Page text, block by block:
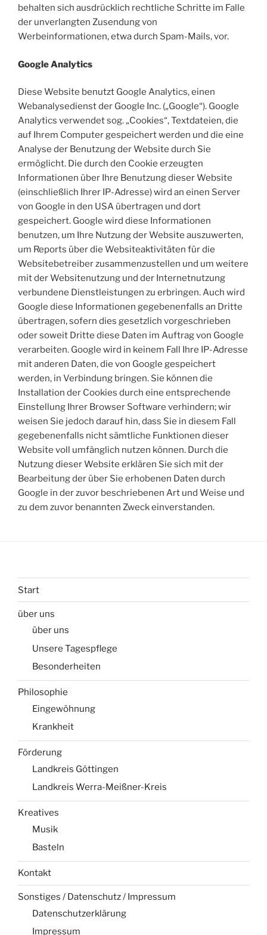
behalten sich ausdrücklich rechtliche Schritte im Falle
der unverlangten Zusendung von
Werbeinformationen, etwa durch Spam-Mails, vor.
Google Analytics
Diese Website benutzt Google Analytics, einen
Webanalysedienst der Google Inc. („Google“). Google
Analytics verwendet sog. „Cookies“, Textdateien, die
auf Ihrem Computer gespeichert werden und die eine
Analyse der Benutzung der Website durch Sie
ermöglicht. Die durch den Cookie erzeugten
Informationen über Ihre Benutzung dieser Website
(einschließlich Ihrer IP-Adresse) wird an einen Server
von Google in den USA übertragen und dort
gespeichert. Google wird diese Informationen
benutzen, um Ihre Nutzung der Website auszuwerten,
um Reports über die Websiteaktivitäten für die
Websitebetreiber zusammenzustellen und um weitere
mit der Websitenutzung und der Internetnutzung
verbundene Dienstleistungen zu erbringen. Auch wird
Google diese Informationen gegebenenfalls an Dritte
übertragen, sofern dies gesetzlich vorgeschrieben
oder soweit Dritte diese Daten im Auftrag von Google
verarbeiten. Google wird in keinem Fall Ihre IP-Adresse
mit anderen Daten, die von Google gespeichert
werden, in Verbindung bringen. Sie können die
Installation der Cookies durch eine entsprechende
Einstellung Ihrer Browser Software verhindern; wir
weisen Sie jedoch darauf hin, dass Sie in diesem Fall
gegebenenfalls nicht sämtliche Funktionen dieser
Website voll umfänglich nutzen können. Durch die
Nutzung dieser Website erklären Sie sich mit der
Bearbeitung der über Sie erhobenen Daten durch
Google in der zuvor beschriebenen Art und Weise und
zu dem zuvor benannten Zweck einverstanden.
Start
über uns
über uns
Unsere Tagespflege
Besonderheiten
Philosophie
Eingewöhnung
Krankheit
Förderung
Landkreis Göttingen
Landkreis Werra-Meißner-Kreis
Kreatives
Musik
Basteln
Kontakt
Sonstiges / Datenschutz / Impressum
Datenschutzerklärung
Impressum